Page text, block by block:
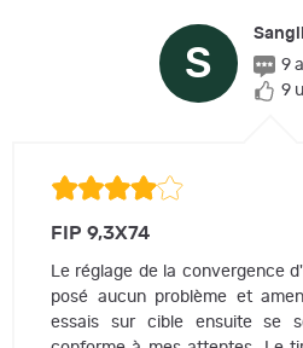
S
9
9
FIP 9,3X74
Le réglage de la convergence
posé aucun problème et
essais sur cible ensuite se